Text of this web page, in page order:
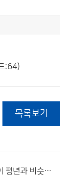
:64)
목록보기
7월과 8월에는 기온과 강수량이 평년과 비슷하겠으며...